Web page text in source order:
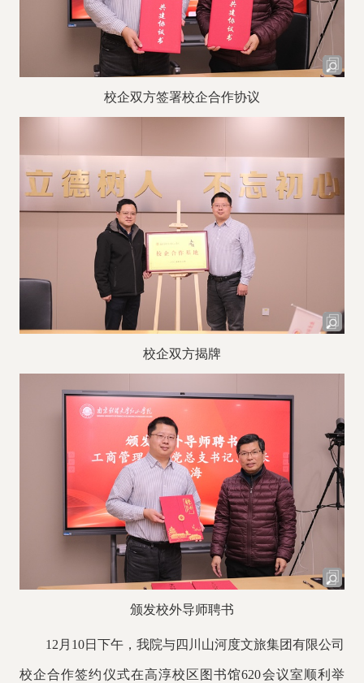
校企双方签署校企合作协议
校企双方揭牌
颁发校外导师聘书
12月10日下午，我院与四川山河度文旅集团有限公司
校企合作签约仪式在高淳校区图书馆620会议室顺利举